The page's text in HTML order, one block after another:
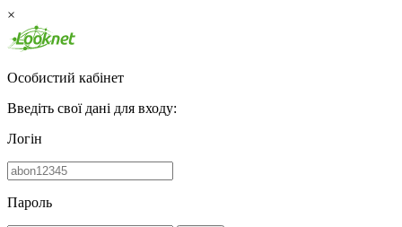
×
Особистий кабінет
Введіть свої дані для входу:
Логін
Пароль